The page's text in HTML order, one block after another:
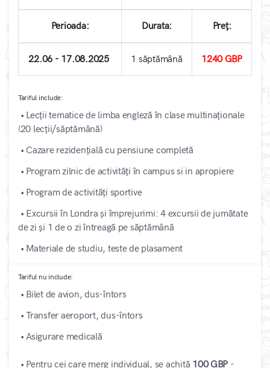
Perioada: Durata: Preț:
22.06 - 17.08.2025 1 săptămână 1240 GBP
Tariful include:
• Lecții tematice de limba engleză în clase multinaționale
(20 lecții/săptămână)
• Cazare rezidențială cu pensiune completă
• Program zilnic de activități în campus si in apropiere
• Program de activități sportive
• Excursii în Londra și împrejurimi: 4 excursii de jumătate
de zi și 1 de o zi întreagă pe săptămână
• Materiale de studiu, teste de plasament
Tariful nu include:
• Bilet de avion, dus-întors
• Transfer aeroport, dus-întors
• Asigurare medicală
• Pentru cei care merg individual, se achită 100 GBP -